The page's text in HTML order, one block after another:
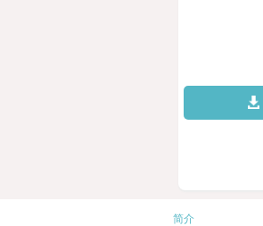
简介